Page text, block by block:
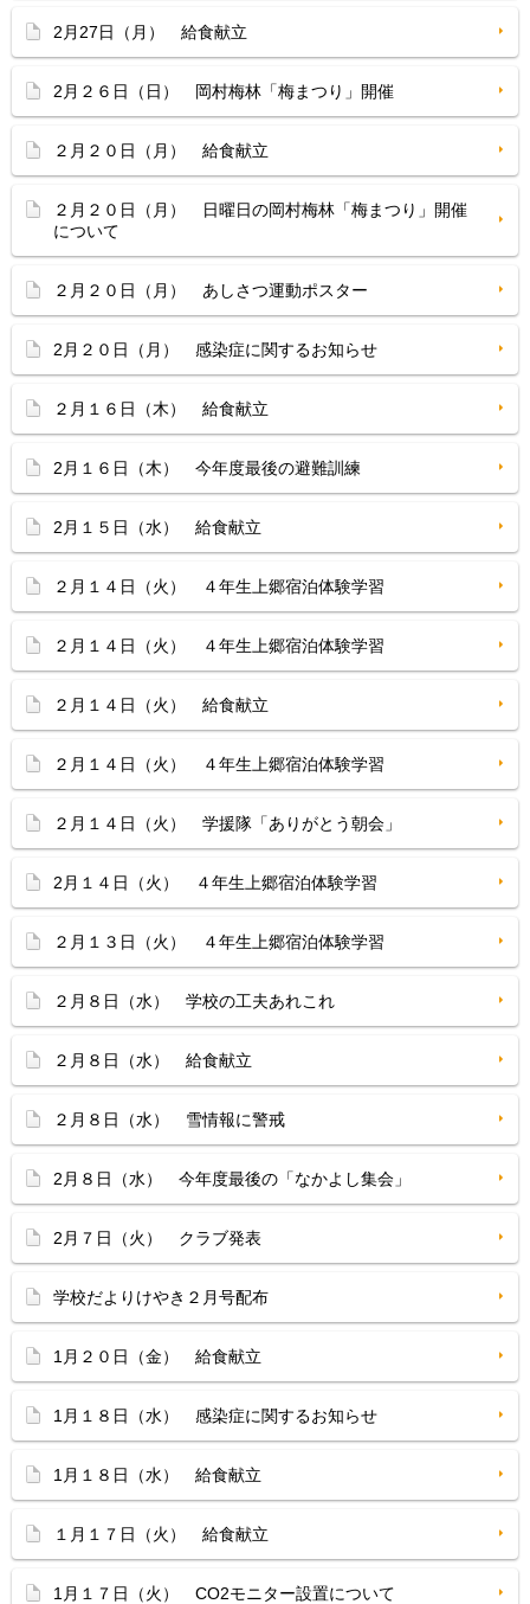
2月27日（月） 給食献立
2月２６日（日） 岡村梅林「梅まつり」開催
２月２０日（月） 給食献立
２月２０日（月） 日曜日の岡村梅林「梅まつり」開催
について
２月２０日（月） あしさつ運動ポスター
2月２０日（月） 感染症に関するお知らせ
２月１６日（木） 給食献立
2月１６日（木） 今年度最後の避難訓練
2月１５日（水） 給食献立
２月１４日（火） ４年生上郷宿泊体験学習
２月１４日（火） ４年生上郷宿泊体験学習
２月１４日（火） 給食献立
２月１４日（火） ４年生上郷宿泊体験学習
２月１４日（火） 学援隊「ありがとう朝会」
2月１４日（火） ４年生上郷宿泊体験学習
２月１３日（火） ４年生上郷宿泊体験学習
２月８日（水） 学校の工夫あれこれ
２月８日（水） 給食献立
２月８日（水） 雪情報に警戒
2月８日（水） 今年度最後の「なかよし集会」
2月７日（火） クラブ発表
学校だよりけやき２月号配布
1月２０日（金） 給食献立
1月１８日（水） 感染症に関するお知らせ
1月１８日（水） 給食献立
１月１７日（火） 給食献立
1月１７日（火） CO2モニター設置について